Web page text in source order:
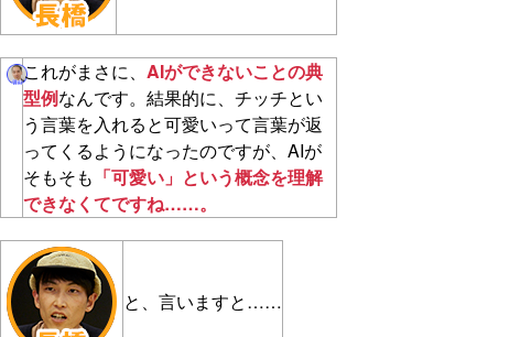
これがまさに、 AIができないことの典
型例なんです。結果的に、チッチとい
う言葉を入れると可愛いって言葉が返
ってくるようになったのですが、AIが
そもそも 「可愛い」という概念を理解
できなくてですね……。
と、言いますと……